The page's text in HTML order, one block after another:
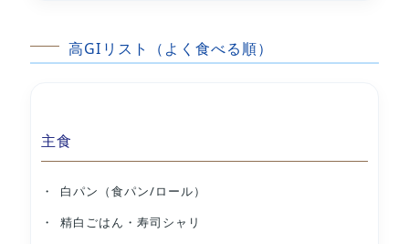
高GIリスト（よく食べる順）
主食
白パン（食パン/ロール）
精白ごはん・寿司シャリ